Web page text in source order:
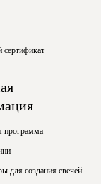
программа
для создания свечей